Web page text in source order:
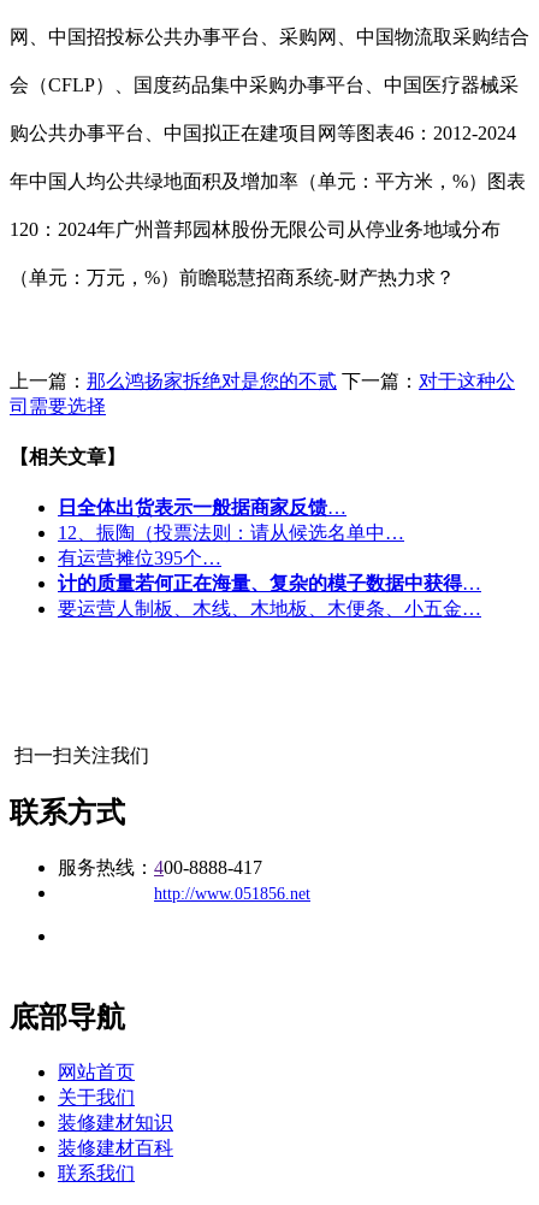
网、中国招投标公共办事平台、采购网、中国物流取采购结合
会（CFLP）、国度药品集中采购办事平台、中国医疗器械采
购公共办事平台、中国拟正在建项目网等图表46：2012-2024
年中国人均公共绿地面积及增加率（单元：平方米，%）图表
120：2024年广州普邦园林股份无限公司从停业务地域分布
（单元：万元，%）前瞻聪慧招商系统-财产热力求？
上一篇： 那么鸿扬家拆绝对是您的不贰 下一篇： 对于这种公
司需要选择
【相关文章】
日全体出货表示一般据商家反馈…
12、振陶（投票法则：请从候选名单中…
有运营摊位395个…
计的质量若何正在海量、复杂的模子数据中获得…
要运营人制板、木线、木地板、木便条、小五金…
扫一扫关注我们
联系方式
服务热线： 400-8888-417
http://www.051856.net
底部导航
网站首页
关于我们
装修建材知识
装修建材百科
联系我们